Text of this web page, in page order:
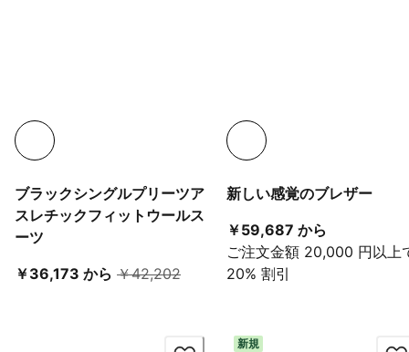
ブラックシングルプリーツア
スレチックフィットウールス
ーツ
￥36,173 から 現在の価格 ￥36,173 から
￥42,202元の価格 ￥42,202
新しい感覚のブレザー
￥59,687 から
ご注文金額 20,000 円以上
20% 割引
新規